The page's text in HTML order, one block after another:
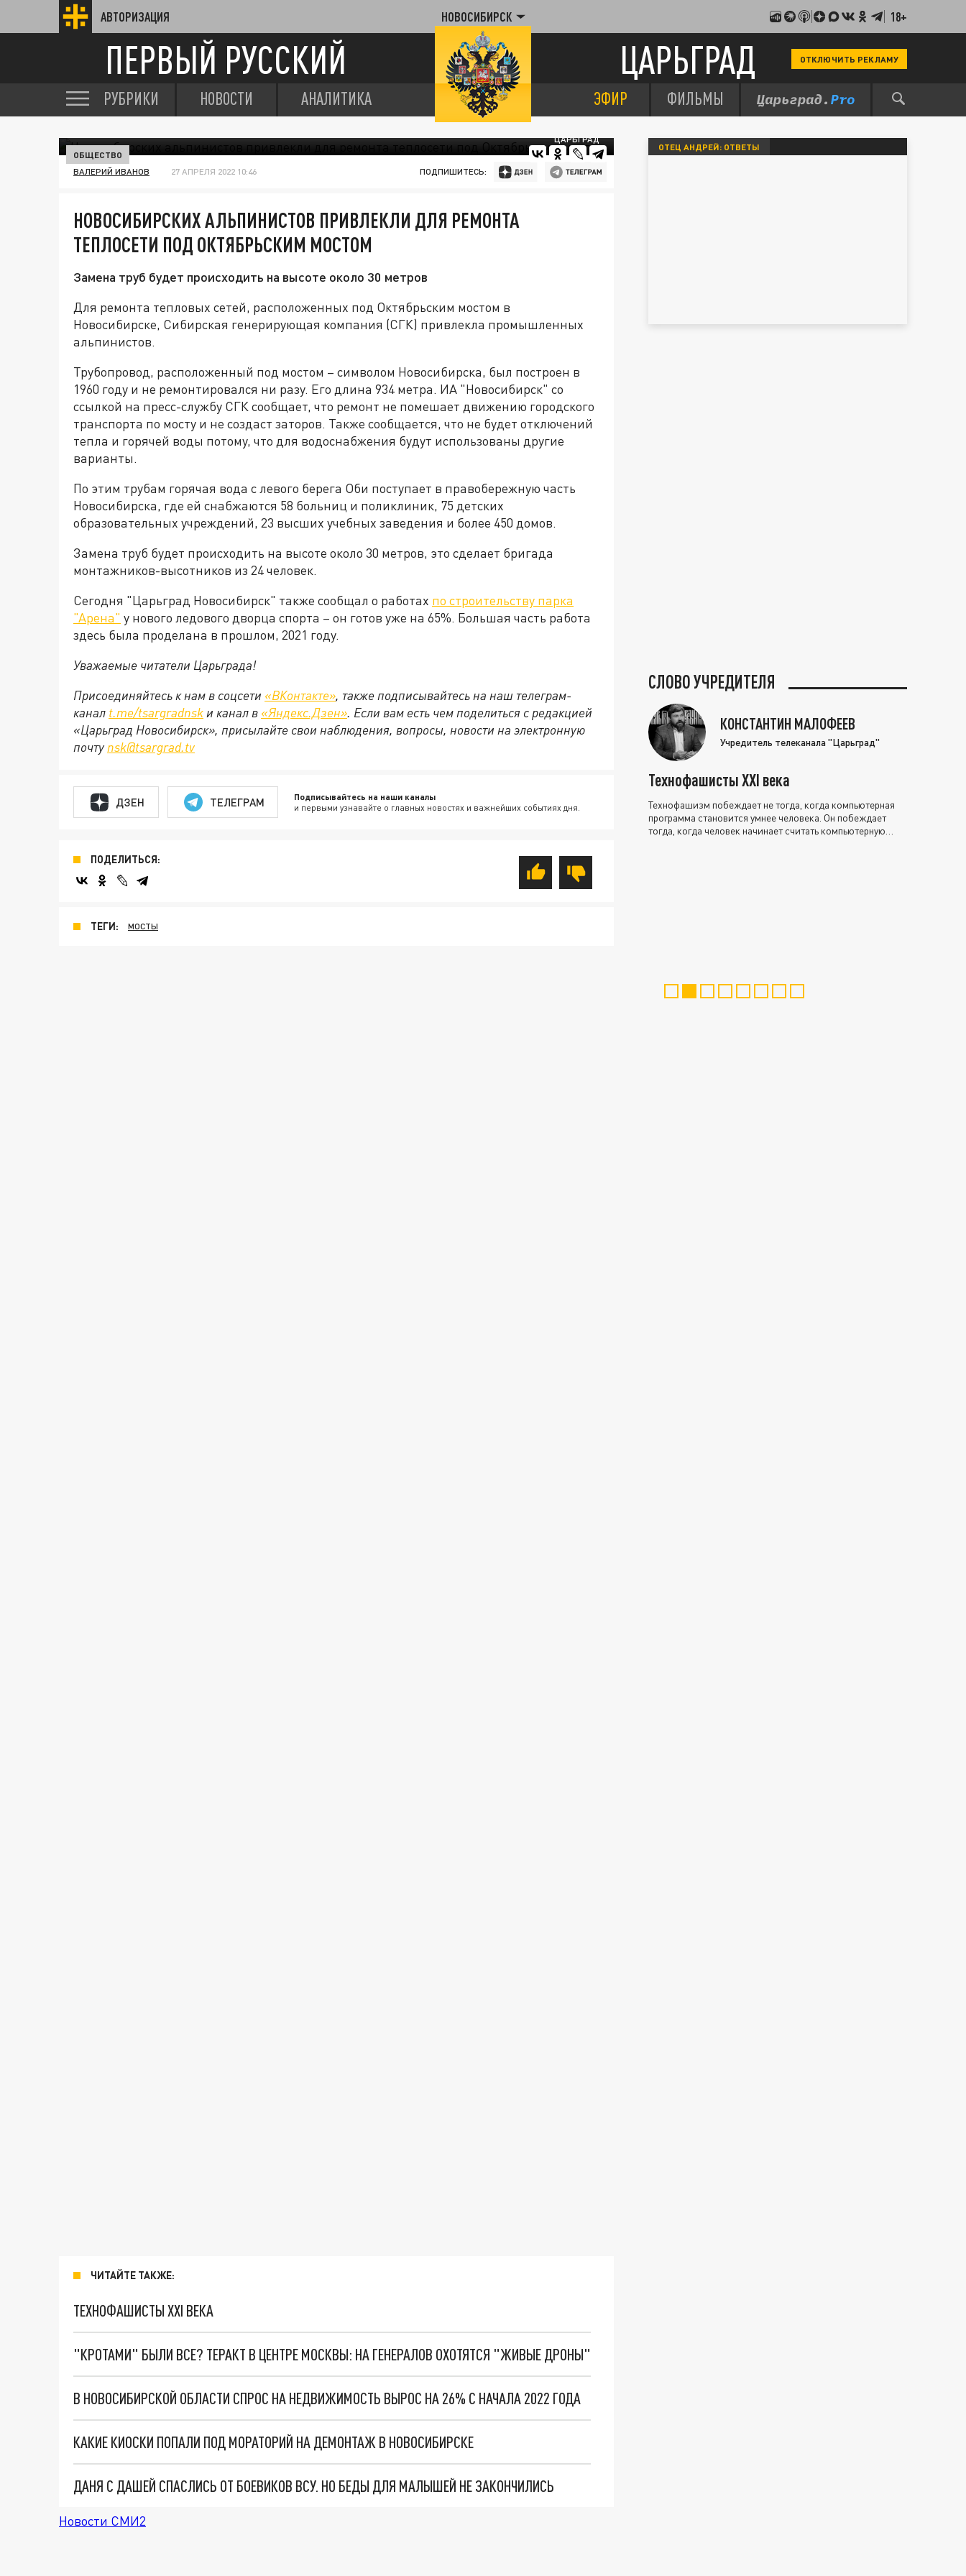
АВТОРИЗАЦИЯ НОВОСИБИРСК 18+
ПЕРВЫЙ РУССКИЙ ЦАРЬГРАД ОТКЛЮЧИТЬ РЕКЛАМУ
РУБРИКИ НОВОСТИ АНАЛИТИКА ЭФИР ФИЛЬМЫ
ЦАРЬГРАД
ОБЩЕСТВО
ВАЛЕРИЙ ИВАНОВ 27 АПРЕЛЯ 2022 10:46 ПОДПИШИТЕСЬ:
НОВОСИБИРСКИХ АЛЬПИНИСТОВ ПРИВЛЕКЛИ ДЛЯ РЕМОНТА
ТЕПЛОСЕТИ ПОД ОКТЯБРЬСКИМ МОСТОМ
Замена труб будет происходить на высоте около 30 метров
Для ремонта тепловых сетей, расположенных под Октябрьским мостом в
Новосибирске, Сибирская генерирующая компания (СГК) привлекла промышленных
альпинистов.
Трубопровод, расположенный под мостом – символом Новосибирска, был построен в
1960 году и не ремонтировался ни разу. Его длина 934 метра. ИА "Новосибирск" со
ссылкой на пресс-службу СГК сообщает, что ремонт не помешает движению городского
транспорта по мосту и не создаст заторов. Также сообщается, что не будет отключений
тепла и горячей воды потому, что для водоснабжения будут использованы другие
варианты.
По этим трубам горячая вода с левого берега Оби поступает в правобережную часть
Новосибирска, где ей снабжаются 58 больниц и поликлиник, 75 детских
образовательных учреждений, 23 высших учебных заведения и более 450 домов.
Замена труб будет происходить на высоте около 30 метров, это сделает бригада
монтажников-высотников из 24 человек.
Сегодня "Царьград Новосибирск" также сообщал о работах по строительству парка
"Арена" у нового ледового дворца спорта – он готов уже на 65%. Большая часть работа
здесь была проделана в прошлом, 2021 году.
Уважаемые читатели Царьграда!
Присоединяйтесь к нам в соцсети «ВКонтакте», также подписывайтесь на наш телеграм-
канал t.me/tsargradnsk и канал в «Яндекс.Дзен». Если вам есть чем поделиться с редакцией
«Царьград Новосибирск», присылайте свои наблюдения, вопросы, новости на электронную
почту nsk@tsargrad.tv
ДЗЕН ТЕЛЕГРАМ Подписывайтесь на наши каналы
и первыми узнавайте о главных новостях и важнейших событиях дня.
ПОДЕЛИТЬСЯ:
ТЕГИ: МОСТЫ
ЧИТАЙТЕ ТАКЖЕ:
ТЕХНОФАШИСТЫ XXI ВЕКА
"КРОТАМИ" БЫЛИ ВСЕ? ТЕРАКТ В ЦЕНТРЕ МОСКВЫ: НА ГЕНЕРАЛОВ ОХОТЯТСЯ "ЖИВЫЕ ДРОНЫ"
В НОВОСИБИРСКОЙ ОБЛАСТИ СПРОС НА НЕДВИЖИМОСТЬ ВЫРОС НА 26% С НАЧАЛА 2022 ГОДА
КАКИЕ КИОСКИ ПОПАЛИ ПОД МОРАТОРИЙ НА ДЕМОНТАЖ В НОВОСИБИРСКЕ
ДАНЯ С ДАШЕЙ СПАСЛИСЬ ОТ БОЕВИКОВ ВСУ. НО БЕДЫ ДЛЯ МАЛЫШЕЙ НЕ ЗАКОНЧИЛИСЬ
Новости СМИ2
ОТЕЦ АНДРЕЙ: ОТВЕТЫ
СЛОВО УЧРЕДИТЕЛЯ
КОНСТАНТИН МАЛОФЕЕВ
Учредитель телеканала "Царьград"
Технофашисты XXI века
Технофашизм побеждает не тогда, когда компьютерная
программа становится умнее человека. Он побеждает
тогда, когда человек начинает считать компьютерную